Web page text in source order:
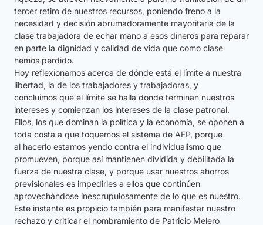
tercer retiro de nuestros recursos, poniendo freno a la
necesidad y decisión abrumadoramente mayoritaria de la
clase trabajadora de echar mano a esos dineros para reparar
en parte la dignidad y calidad de vida que como clase
hemos perdido.
Hoy reflexionamos acerca de dónde está el límite a nuestra
libertad, la de los trabajadores y trabajadoras, y
concluimos que el límite se halla donde terminan nuestros
intereses y comienzan los intereses de la clase patronal.
Ellos, los que dominan la política y la economía, se oponen a
toda costa a que toquemos el sistema de AFP, porque
al hacerlo estamos yendo contra el individualismo que
promueven, porque así mantienen dividida y debilitada la
fuerza de nuestra clase, y porque usar nuestros ahorros
previsionales es impedirles a ellos que continúen
aprovechándose inescrupulosamente de lo que es nuestro.
Este instante es propicio también para manifestar nuestro
rechazo y criticar el nombramiento de Patricio Melero